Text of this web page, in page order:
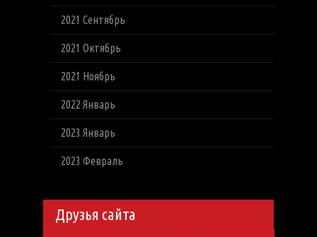
2021 Сентябрь
2021 Октябрь
2021 Ноябрь
2022 Январь
2023 Январь
2023 Февраль
Друзья сайта